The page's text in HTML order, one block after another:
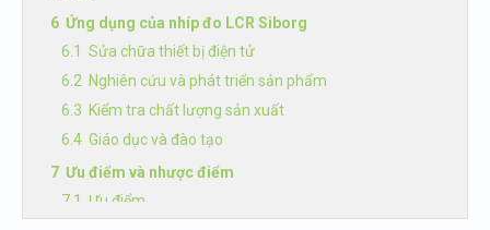
Ứng dụng của nhíp đo LCR Siborg
Sửa chữa thiết bị điện tử
Nghiên cứu và phát triển sản phẩm
Kiểm tra chất lượng sản xuất
Giáo dục và đào tạo
Ưu điểm và nhược điểm
Ưu điểm